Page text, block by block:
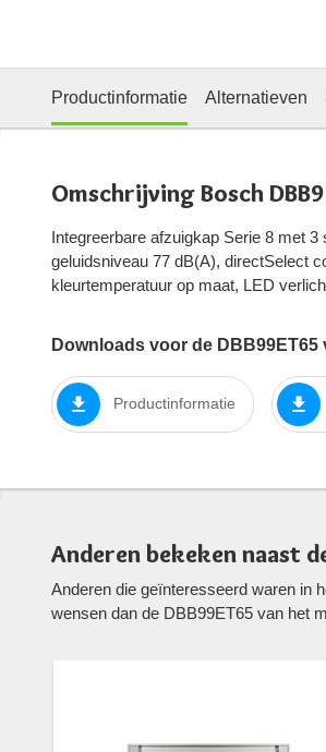
Productinformatie Alternatieven
Omschrijving Bosch
Integreerbare afzuigkap Serie 8 met
geluidsniveau 77 dB(A), directSelect
kleurtemperatuur op maat, LED
Downloads voor de DBB99ET65
Productinformatie
Anderen bekeken naast
Anderen die geïnteresseerd waren in
wensen dan de DBB99ET65 van het